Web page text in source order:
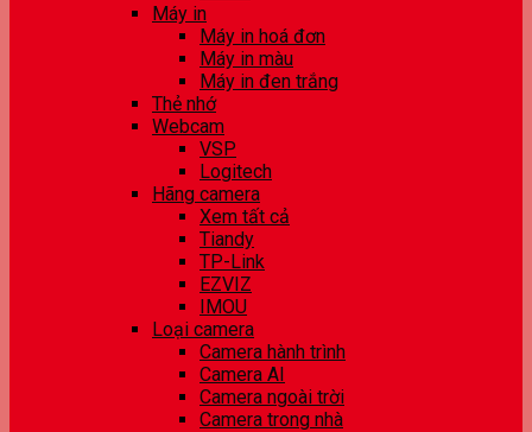
Máy in
Máy in hoá đơn
Máy in màu
Máy in đen trắng
Thẻ nhớ
Webcam
VSP
Logitech
Hãng camera
Xem tất cả
Tiandy
TP-Link
EZVIZ
IMOU
Loại camera
Camera hành trình
Camera AI
Camera ngoài trời
Camera trong nhà